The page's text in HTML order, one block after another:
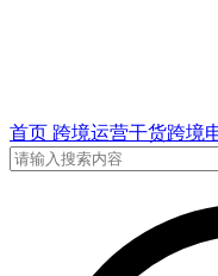
首页 跨境运营干货跨境